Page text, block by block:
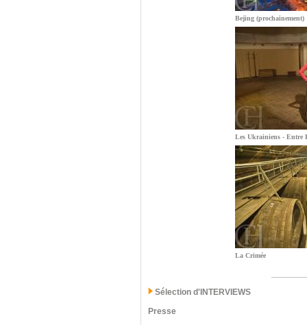
Bejing (prochainement)
Les Ukrainiens - Entre
La Crimée
Sélection d'INTERVIEWS
Presse